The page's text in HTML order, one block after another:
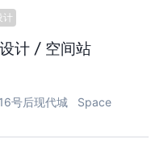
计
计 / 空间站
号后现代城 Space